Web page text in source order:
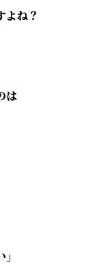
よね？
は